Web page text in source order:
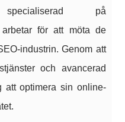
specialiserad på
arbetar för att möta de
industrin. Genom att
och avancerad
att optimera sin online-